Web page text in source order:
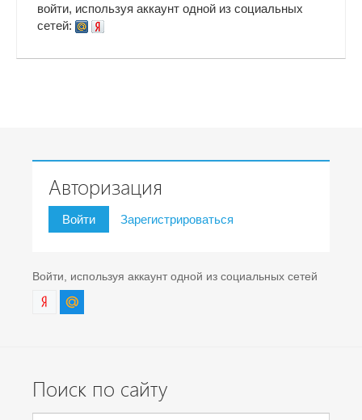
войти, используя аккаунт одной из социальных
сетей:
Авторизация
Войти Зарегистрироваться
Войти, используя аккаунт одной из социальных сетей
Поиск по сайту